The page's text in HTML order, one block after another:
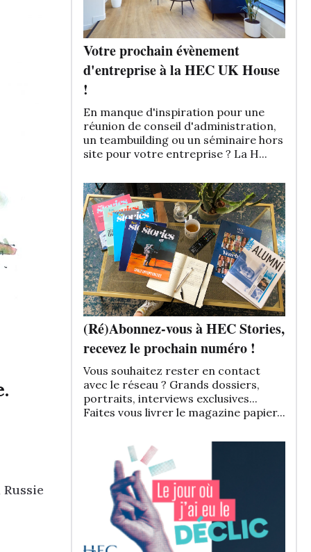
Votre prochain évènement
d'entreprise à la HEC UK House
!
En manque d'inspiration pour une
réunion de conseil d'administration,
un teambuilding ou un séminaire hors
site pour votre entreprise ? La H...
(Ré)Abonnez-vous à HEC Stories,
recevez le prochain numéro !
Vous souhaitez rester en contact
avec le réseau ? Grands dossiers,
portraits, interviews exclusives...
Faites vous livrer le magazine papier...